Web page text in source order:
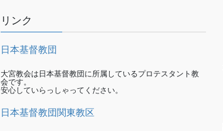
リンク
日本基督教団
大宮教会は日本基督教団に所属しているプロテスタント教
会です。
安心していらっしゃってください。
日本基督教団関東教区